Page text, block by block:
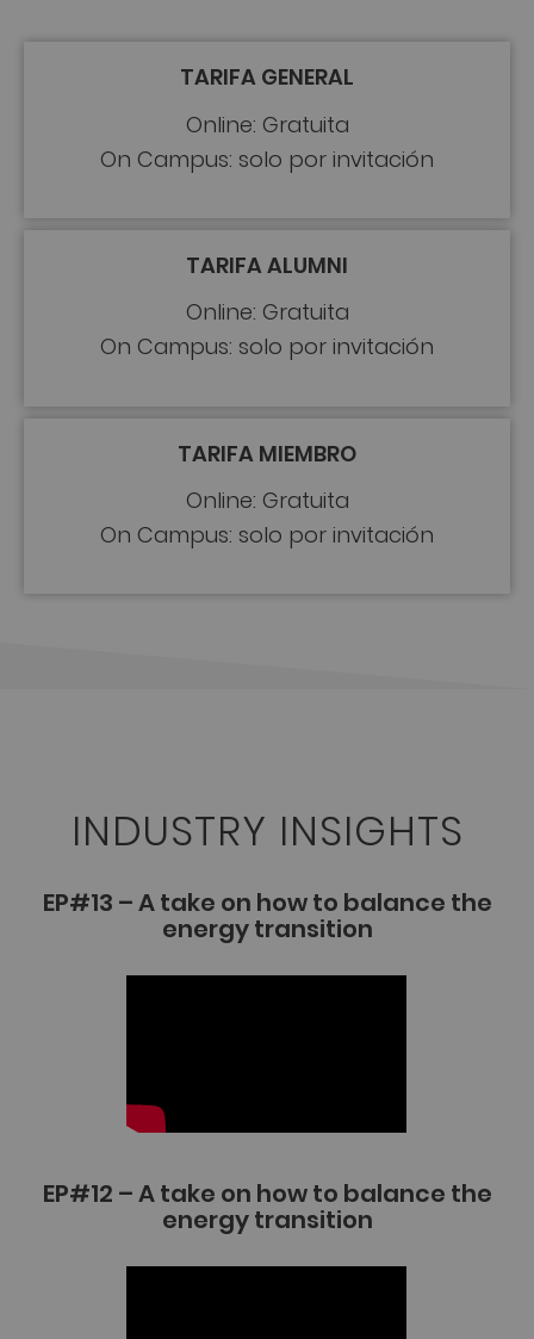
TARIFA GENERAL
Online: Gratuita
On Campus: solo por invitación
TARIFA ALUMNI
Online: Gratuita
On Campus: solo por invitación
TARIFA MIEMBRO
Online: Gratuita
On Campus: solo por invitación
INDUSTRY INSIGHTS
EP#13 – A take on how to balance the
energy transition
EP#12 – A take on how to balance the
energy transition